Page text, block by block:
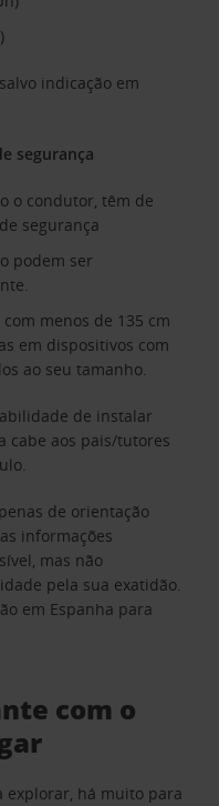
indicação em
segurança
o condutor, têm de
segurança
podem ser
menos de 135 cm
em dispositivos com
ao seu tamanho.
de instalar
cabe aos pais/tutores
de orientação
informações
mas não
pela sua exatidão.
em Espanha para
com o
explorar, há muito para